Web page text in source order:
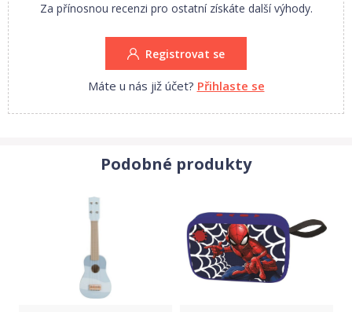
Za přínosnou recenzi pro ostatní získáte další výhody.
Registrovat se
Máte u nás již účet? Přihlaste se
Podobné produkty